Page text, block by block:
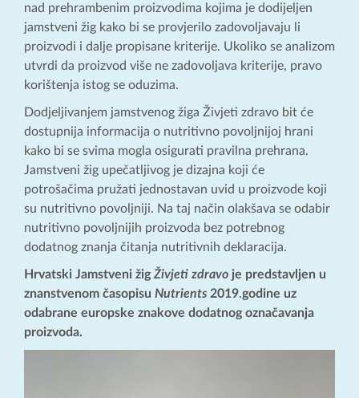
nad prehrambenim proizvodima kojima je dodijeljen
jamstveni žig kako bi se provjerilo zadovoljavaju li
proizvodi i dalje propisane kriterije. Ukoliko se analizom
utvrdi da proizvod više ne zadovoljava kriterije, pravo
korištenja istog se oduzima.
Dodjeljivanjem jamstvenog žiga Živjeti zdravo bit će
dostupnija informacija o nutritivno povoljnijoj hrani
kako bi se svima mogla osigurati pravilna prehrana.
Jamstveni žig upečatljivog je dizajna koji će
potrošačima pružati jednostavan uvid u proizvode koji
su nutritivno povoljniji. Na taj način olakšava se odabir
nutritivno povoljnijih proizvoda bez potrebnog
dodatnog znanja čitanja nutritivnih deklaracija.
Hrvatski Jamstveni žigŽivjeti zdravo je predstavljen u
znanstvenom časopisu Nutrients 2019.godine uz
odabrane europske znakove dodatnog označavanja
proizvoda.